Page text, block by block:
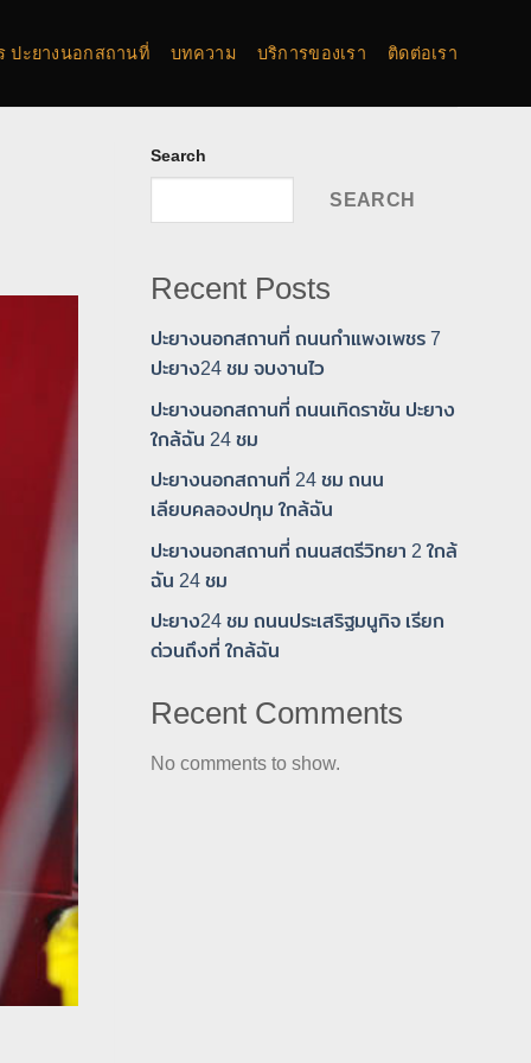
ปะยางนอกสถานที่ บทความ บริการของเรา ติดต่อเรา
Search
SEARCH
Recent Posts
ปะยางนอกสถานที่ ถนนกำแพงเพชร 7
ปะยาง24 ชม จบงานไว
ปะยางนอกสถานที่ ถนนเทิดราชัน ปะยาง
ใกล้ฉัน 24 ชม
ปะยางนอกสถานที่ 24 ชม ถนน
เลียบคลองปทุม ใกล้ฉัน
ปะยางนอกสถานที่ ถนนสตรีวิทยา 2 ใกล้
ฉัน 24 ชม
ปะยาง24 ชม ถนนประเสริฐมนูกิจ เรียก
ด่วนถึงที่ ใกล้ฉัน
Recent Comments
No comments to show.